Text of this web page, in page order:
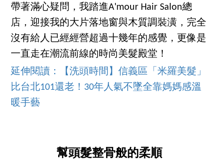
帶著滿心疑問，我踏進A'mour Hair Salon總
店，迎接我的大片落地窗與木質調裝潢，完全
沒有給人已經經營超過十幾年的感覺，更像是
一直走在潮流前線的時尚美髮殿堂！
延伸閱讀：【洗頭時間】信義區「米羅美髮」
比台北101還老！30年人氣不墜全靠媽媽感溫
暖手藝
幫頭髮整骨般的柔順